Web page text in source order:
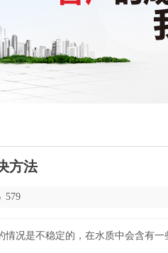
方法
579
况是不稳定的，在水质中会含有一